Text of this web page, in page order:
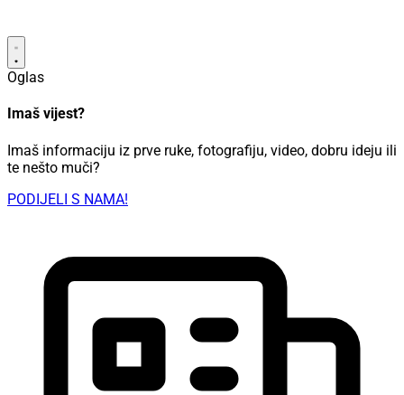
Oglas
Imaš vijest?
Imaš informaciju iz prve ruke, fotografiju, video, dobru ideju ili
te nešto muči?
PODIJELI S NAMA!